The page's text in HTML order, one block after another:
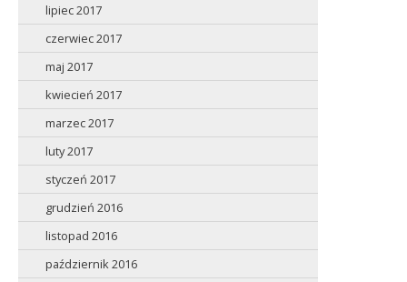
lipiec 2017
czerwiec 2017
maj 2017
kwiecień 2017
marzec 2017
luty 2017
styczeń 2017
grudzień 2016
listopad 2016
październik 2016